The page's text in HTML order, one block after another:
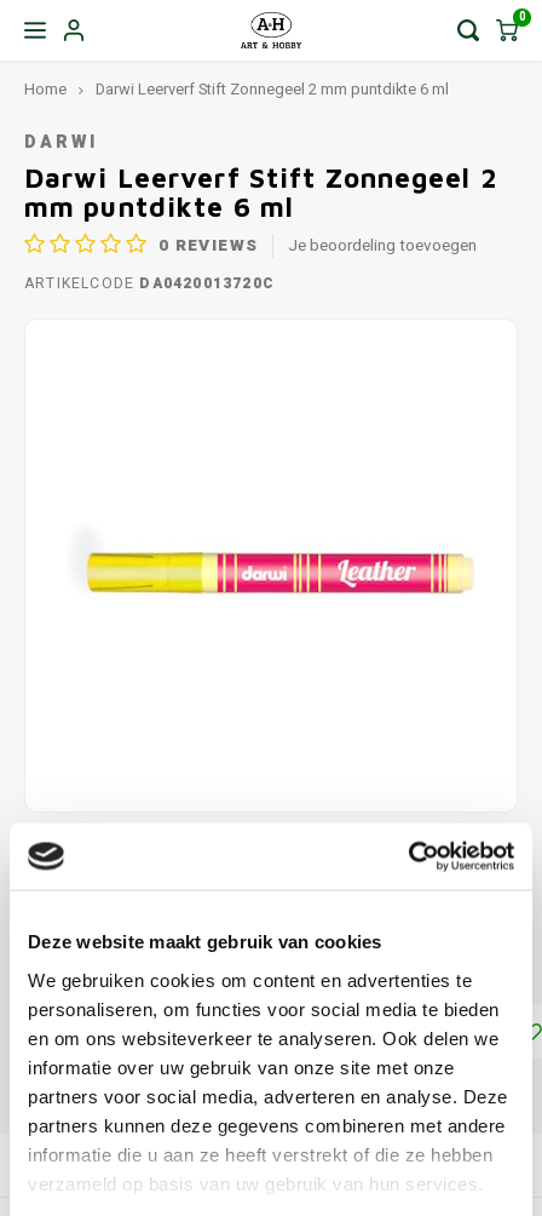
Deze website maakt gebruik van cookies
We gebruiken cookies om content en advertenties te
personaliseren, om functies voor social media te bieden
en om ons websiteverkeer te analyseren. Ook delen we
informatie over uw gebruik van onze site met onze
partners voor social media, adverteren en analyse. Deze
partners kunnen deze gegevens combineren met andere
informatie die u aan ze heeft verstrekt of die ze hebben
verzameld op basis van uw gebruik van hun services.
0
Home Darwi Leerverf Stift Zonnegeel 2 mm puntdikte 6 ml
DARWI
Darwi Leerverf Stift Zonnegeel 2
mm puntdikte 6 ml
0 REVIEWS Je beoordeling toevoegen
ARTIKELCODE DA0420013720C
€4,30
voor leer en imitatieleer
Toevoegen aan winkelwagen
DELEN:
Productomschrijving